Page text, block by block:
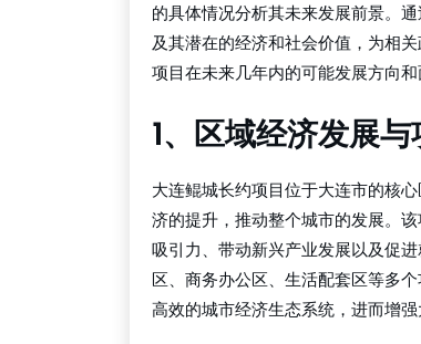
的具体情况分析其未来发展前景。
及其潜在的经济和社会价值，为相
项目在未来几年内的可能发展方向
1、区域经济发展
大连鲲城长约项目位于大连市的核
济的提升，推动整个城市的发展。
吸引力、带动新兴产业发展以及促
区、商务办公区、生活配套区等多
高效的城市经济生态系统，进而增强